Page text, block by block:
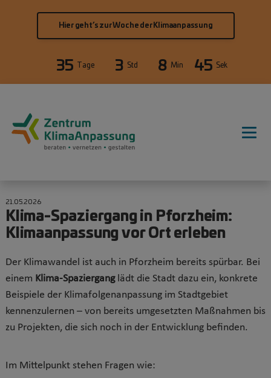
Hier geht’s zur Woche der Klimaanpassung
35 Tage 3 Std 8 Min 45 Sek
21.05.2026
Klima-Spaziergang in Pforzheim:
Klimaanpassung vor Ort erleben
Der Klimawandel ist auch in Pforzheim bereits spürbar. Bei
einem Klima-Spazierganglädt die Stadt dazu ein, konkrete
Beispiele der Klimafolgenanpassung im Stadtgebiet
kennenzulernen – von bereits umgesetzten Maßnahmen bis
zu Projekten, die sich noch in der Entwicklung befinden.
Im Mittelpunkt stehen Fragen wie: